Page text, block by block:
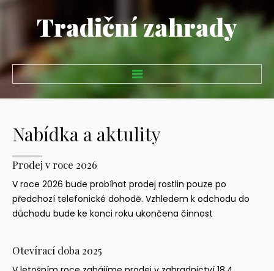
Tradiční zahrady
Zahrady
Návrhy zahrad
Údržba zahrad
Prodej trvalek a keřů
Nabídka a aktulity
Prodej v roce 2026
V roce 2026 bude probíhat prodej rostlin pouze po
předchozí telefonické dohodě. Vzhledem k odchodu do
důchodu bude ke konci roku ukončena činnost
Otevírací doba 2025